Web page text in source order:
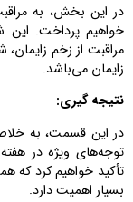
در این بخش، به
خواهیم پرداخت. این
مراقبت از زخم
زایمان می‌باشد.
نتیجه گیری:
در این قسمت، به
توجه‌های ویژه در
تأکید خواهیم کرد که
بسیار اهمیت دارد.